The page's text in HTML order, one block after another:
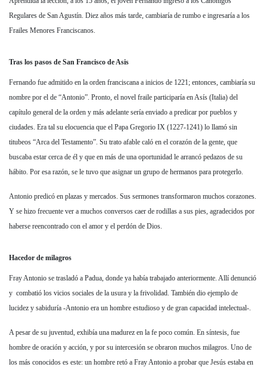
Regulares de San Agustín. Diez años más tarde, cambiaría de rumbo e ingresaría a los
Frailes Menores Franciscanos.
Tras los pasos de San Francisco de Asis
Fernando fue admitido en la orden franciscana a inicios de 1221; entonces, cambiaría su
nombre por el de “Antonio”. Pronto, el novel fraile participaría en Asís (Italia) del
capítulo general de la orden y más adelante sería enviado a predicar por pueblos y
ciudades. Era tal su elocuencia que el Papa Gregorio IX (1227-1241) lo llamó sin
titubeos “Arca del Testamento”. Su trato afable caló en el corazón de la gente, que
buscaba estar cerca de él y que en más de una oportunidad le arrancó pedazos de su
hábito. Por esa razón, se le tuvo que asignar un grupo de hermanos para protegerlo.
Antonio predicó en plazas y mercados. Sus sermones transformaron muchos corazones.
Y se hizo frecuente ver a muchos conversos caer de rodillas a sus pies, agradecidos por
haberse reencontrado con el amor y el perdón de Dios.
Hacedor de milagros
Fray Antonio se trasladó a Padua, donde ya había trabajado anteriormente. Allí denunció
y combatió los vicios sociales de la usura y la frivolidad. También dio ejemplo de
lucidez y sabiduría -Antonio era un hombre estudioso y de gran capacidad intelectual-.
A pesar de su juventud, exhibía una madurez en la fe poco común. En síntesis, fue
hombre de oración y acción, y por su intercesión se obraron muchos milagros. Uno de
los más conocidos es este: un hombre retó a Fray Antonio a probar que Jesús estaba en